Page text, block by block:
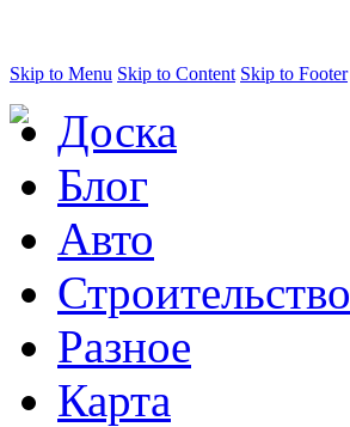
Skip to Menu Skip to Content Skip to Footer
Доска
Блог
Авто
Строительство
Разное
Карта